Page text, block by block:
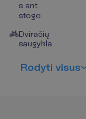
s ant
stogo
Dviračių
saugykla
Rodyti visus